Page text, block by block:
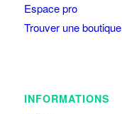
Espace pro
Trouver une boutique
INFORMATIONS